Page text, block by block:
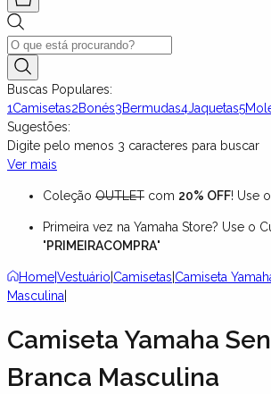
Buscas Populares:
1Camisetas2Bonés3Bermudas4Jaquetas5
Sugestões:
Digite pelo menos 3 caracteres para buscar
Ver mais
Coleção OUTLET com 20% OFF! Use
Primeira vez na Yamaha Store? Use o
"PRIMEIRACOMPRA"
HomeVestuário Camisetas Camiseta
Masculina
Camiseta Yamaha
Branca Masculina